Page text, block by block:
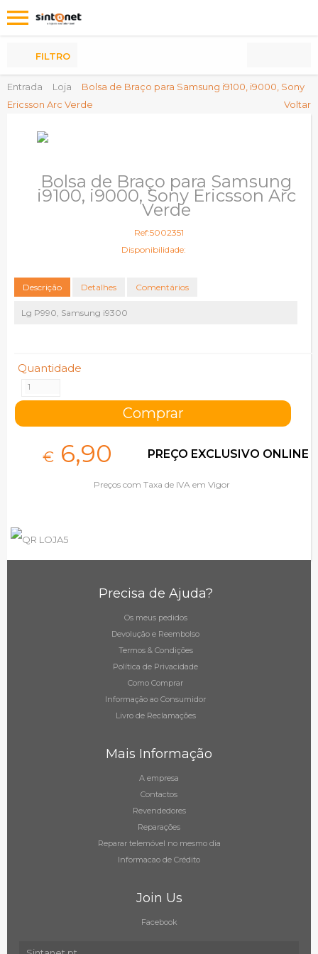
Entrada Loja
Bolsa de Braço para Samsung i9100, i9000, Sony
Ericsson Arc Verde
Voltar
FILTRO
Bolsa de Braço para Samsung
i9100, i9000, Sony Ericsson Arc
Verde
Ref:5002351
Disponibilidade:
Descrição Detalhes Comentários
Lg P990, Samsung i9300
Quantidade
€ 6,90 PREÇO EXCLUSIVO ONLINE
Preços com Taxa de IVA em Vigor
Precisa de Ajuda?
Os meus pedidos
Devolução e Reembolso
Termos & Condições
Política de Privacidade
Como Comprar
Informação ao Consumidor
Livro de Reclamações
Mais Informação
A empresa
Contactos
Revendedores
Reparações
Reparar telemóvel no mesmo dia
Informacao de Crédito
Join Us
Facebook